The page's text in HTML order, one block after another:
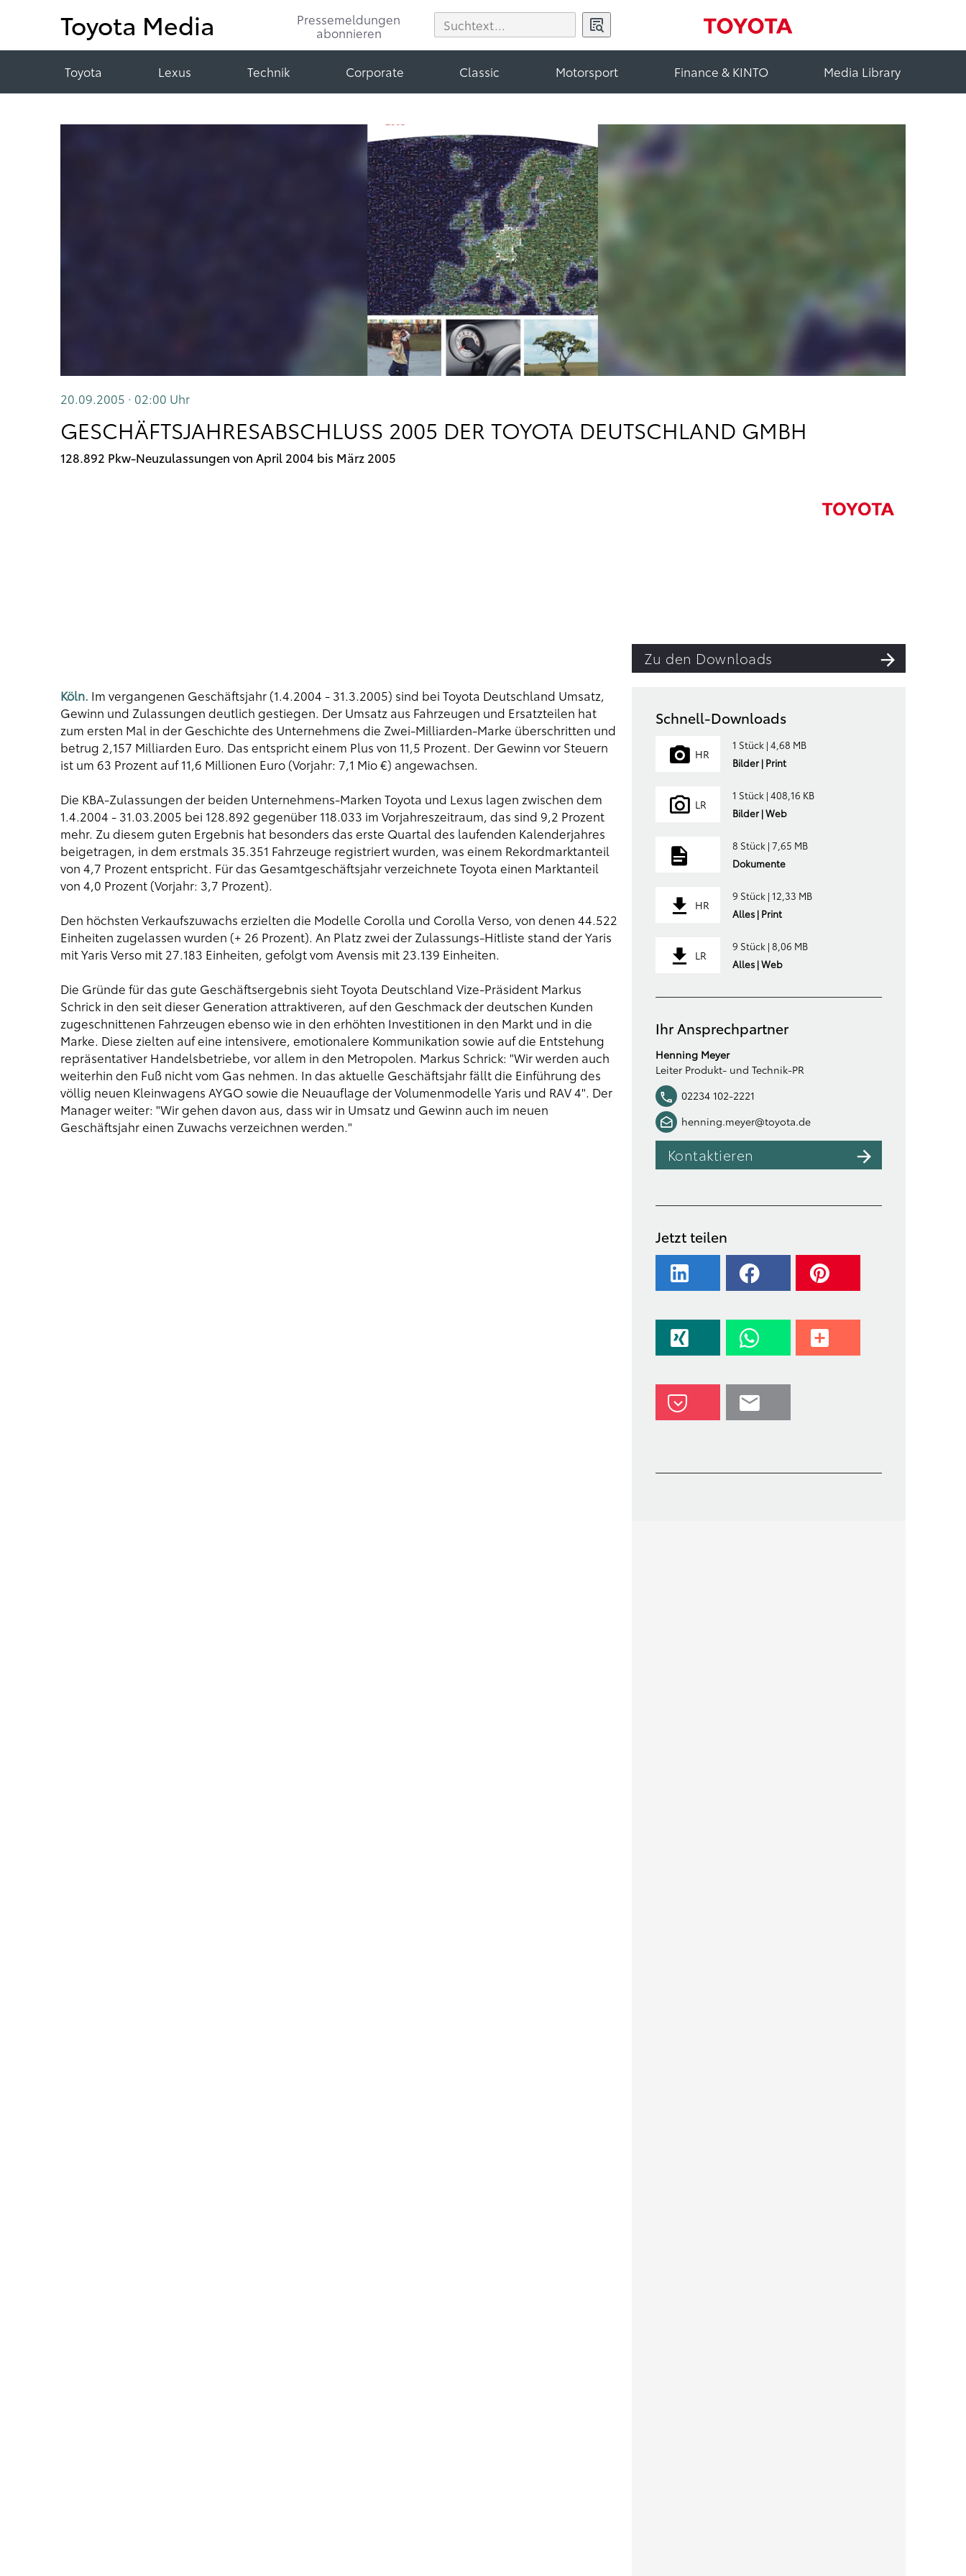
Toyota Media
Pressemeldungen
abonnieren
Toyota Lexus Technik Corporate Classic Motorsport Finance & KINTO Media Library
20.09.2005 · 02:00 Uhr
GESCHÄFTSJAHRESABSCHLUSS 2005 DER TOYOTA DEUTSCHLAND GMBH
128.892 Pkw-Neuzulassungen von April 2004 bis März 2005
Zu den Downloads
Köln. Im vergangenen Geschäftsjahr (1.4.2004 - 31.3.2005) sind bei Toyota Deutschland Umsatz,
Gewinn und Zulassungen deutlich gestiegen. Der Umsatz aus Fahrzeugen und Ersatzteilen hat
zum ersten Mal in der Geschichte des Unternehmens die Zwei-Milliarden-Marke überschritten und
betrug 2,157 Milliarden Euro. Das entspricht einem Plus von 11,5 Prozent. Der Gewinn vor Steuern
ist um 63 Prozent auf 11,6 Millionen Euro (Vorjahr: 7,1 Mio €) angewachsen.
Die KBA-Zulassungen der beiden Unternehmens-Marken Toyota und Lexus lagen zwischen dem
1.4.2004 - 31.03.2005 bei 128.892 gegenüber 118.033 im Vorjahreszeitraum, das sind 9,2 Prozent
mehr. Zu diesem guten Ergebnis hat besonders das erste Quartal des laufenden Kalenderjahres
beigetragen, in dem erstmals 35.351 Fahrzeuge registriert wurden, was einem Rekordmarktanteil
von 4,7 Prozent entspricht. Für das Gesamtgeschäftsjahr verzeichnete Toyota einen Marktanteil
von 4,0 Prozent (Vorjahr: 3,7 Prozent).
Den höchsten Verkaufszuwachs erzielten die Modelle Corolla und Corolla Verso, von denen 44.522
Einheiten zugelassen wurden (+ 26 Prozent). An Platz zwei der Zulassungs-Hitliste stand der Yaris
mit Yaris Verso mit 27.183 Einheiten, gefolgt vom Avensis mit 23.139 Einheiten.
Die Gründe für das gute Geschäftsergebnis sieht Toyota Deutschland Vize-Präsident Markus
Schrick in den seit dieser Generation attraktiveren, auf den Geschmack der deutschen Kunden
zugeschnittenen Fahrzeugen ebenso wie in den erhöhten Investitionen in den Markt und in die
Marke. Diese zielten auf eine intensivere, emotionalere Kommunikation sowie auf die Entstehung
repräsentativer Handelsbetriebe, vor allem in den Metropolen. Markus Schrick: "Wir werden auch
weiterhin den Fuß nicht vom Gas nehmen. In das aktuelle Geschäftsjahr fällt die Einführung des
völlig neuen Kleinwagens AYGO sowie die Neuauflage der Volumenmodelle Yaris und RAV 4". Der
Manager weiter: "Wir gehen davon aus, dass wir in Umsatz und Gewinn auch im neuen
Geschäftsjahr einen Zuwachs verzeichnen werden."
Schnell-Downloads
HR
1 Stück | 4,68 MB
Bilder | Print
LR
1 Stück | 408,16 KB
Bilder | Web
8 Stück | 7,65 MB
Dokumente
HR
9 Stück | 12,33 MB
Alles | Print
LR
9 Stück | 8,06 MB
Alles | Web
Ihr Ansprechpartner
Henning Meyer
Leiter Produkt- und Technik-PR
02234 102-2221
henning.meyer@toyota.de
Kontaktieren
Jetzt teilen